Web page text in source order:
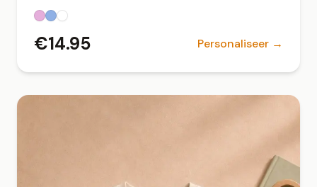
gebruik of als kraamcadeau. Verkrijgbaar in wit,
lichtblauw en roze.
€14.95 Personaliseer →